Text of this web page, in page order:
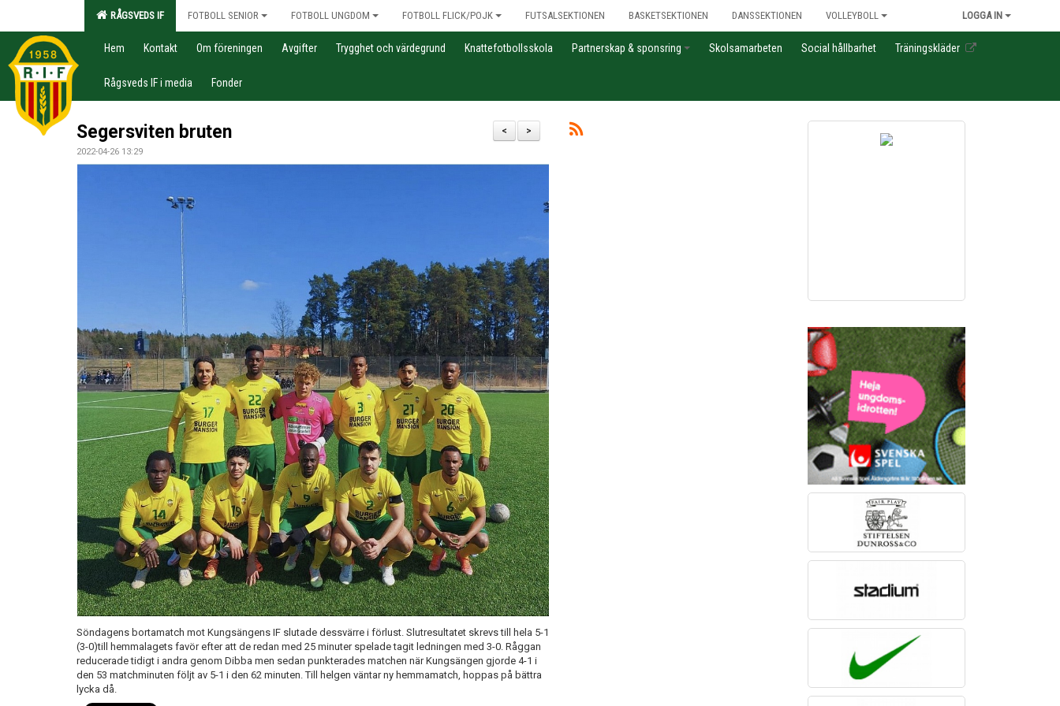
RÅGSVEDS IF FOTBOLL SENIOR FOTBOLL UNGDOM FOTBOLL FLICK/POJK FUTSALSEKTIONEN BASKETSEKTIONEN DANSSEKTIONEN VOLLEYBOLL LOGGA IN
Hem Kontakt Om föreningen Avgifter Trygghet och värdegrund Knattefotbollsskola Partnerskap & sponsring Skolsamarbeten Social hållbarhet Träningskläder
Rågsveds IF i media Fonder
>
<
Segersviten bruten
2022-04-26 13:29
Söndagens bortamatch mot Kungsängens IF slutade dessvärre i förlust. Slutresultatet skrevs till hela 5-1
(3-0)till hemmalagets favör efter att de redan med 25 minuter spelade tagit ledningen med 3-0. Råggan
reducerade tidigt i andra genom Dibba men sedan punkterades matchen när Kungsängen gjorde 4-1 i
den 53 matchminuten följt av 5-1 i den 62 minuten. Till helgen väntar ny hemmamatch, hoppas på bättra
lycka då.